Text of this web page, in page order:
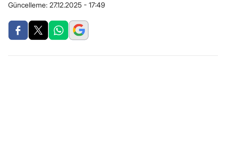
Güncelleme: 27.12.2025 - 17:49